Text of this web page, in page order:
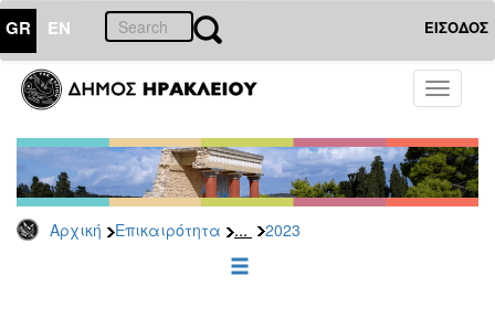
GR EN ΕΙΣΟΔΟΣ
Toggle
Αρχική Επικαιρότητα ... 2023
ΕΠΙΚΑΙΡΟΤΗΤΑ
-
Δημοπρασίες
Αρχείο
2026